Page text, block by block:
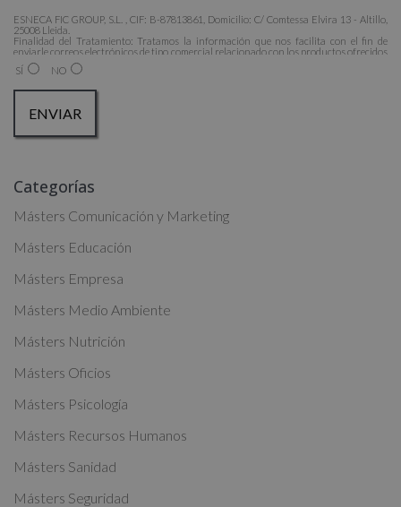
ESNECA FIC GROUP, S.L. , CIF: B-87813861, Domicilio: C/ Comtessa Elvira 13 - Altillo,
25008 Lleida.
Finalidad del Tratamiento: Tratamos la información que nos facilita con el fin de
enviarle correos electrónicos de tipo comercial relacionado con los productos ofrecidos
y otros tipo de productos que fueran de su interés.
Legitimación del tratamiento: Consentimiento del interesado.
la dirección admin@grupoesneca.com.
Desea recibir información comercial (vía telefónica y/o email):
SÍ NO
l
t
n
a
v
e
:
Categorías
Másters Comunicación y Marketing
Másters Educación
Másters Empresa
Másters Medio Ambiente
Másters Nutrición
Másters Oficios
Másters Psicología
Másters Recursos Humanos
Másters Sanidad
Másters Seguridad